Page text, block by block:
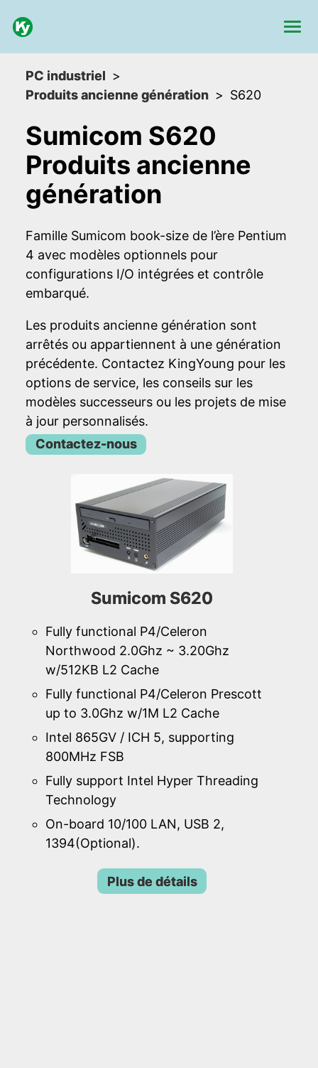
PC industriel
Produits ancienne génération
S620
Sumicom S620
Produits ancienne
génération
Famille Sumicom book-size de l’ère Pentium
4 avec modèles optionnels pour
configurations I/O intégrées et contrôle
embarqué.
Les produits ancienne génération sont
arrêtés ou appartiennent à une génération
précédente. Contactez KingYoung pour les
options de service, les conseils sur les
modèles successeurs ou les projets de mise
à jour personnalisés.
Contactez-nous
Sumicom S620
Fully functional P4/Celeron
Northwood 2.0Ghz ~ 3.20Ghz
w/512KB L2 Cache
Fully functional P4/Celeron Prescott
up to 3.0Ghz w/1M L2 Cache
Intel 865GV / ICH 5, supporting
800MHz FSB
Fully support Intel Hyper Threading
Technology
On-board 10/100 LAN, USB 2,
1394(Optional).
Plus de détails